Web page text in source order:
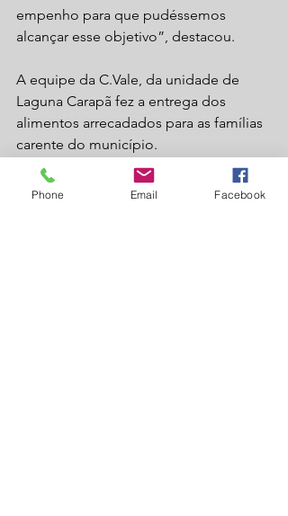
empenho para que pudéssemos
alcançar esse objetivo”, destacou.
A equipe da C.Vale, da unidade de
Laguna Carapã fez a entrega dos
alimentos arrecadados para as famílias
carente do município.
Phone Email Facebook